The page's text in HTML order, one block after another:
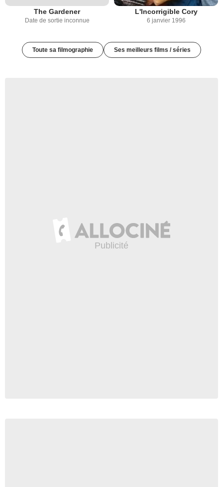
The Gardener
Date de sortie inconnue
L'Incorrigible Cory
6 janvier 1996
Toute sa filmographie Ses meilleurs films / séries